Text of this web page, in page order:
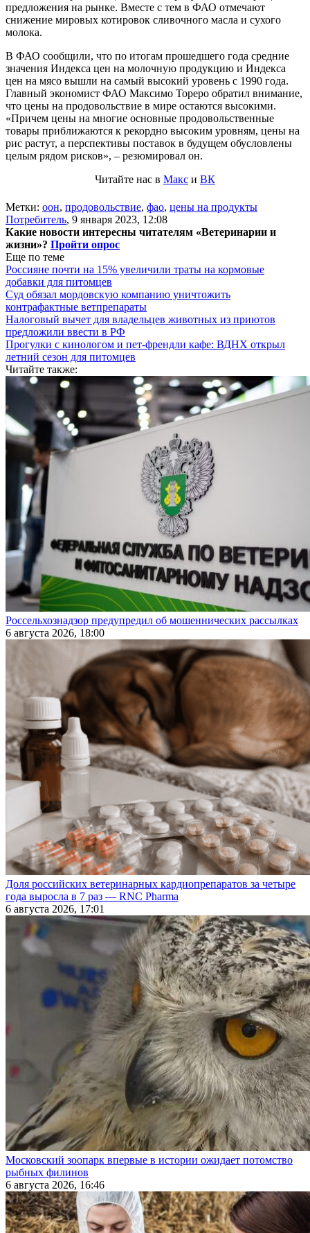
предложения на рынке. Вместе с тем в ФАО отмечают
снижение мировых котировок сливочного масла и сухого
молока.
В ФАО сообщили, что по итогам прошедшего года средние
значения Индекса цен на молочную продукцию и Индекса
цен на мясо вышли на самый высокий уровень с 1990 года.
Главный экономист ФАО Максимо Тореро обратил внимание,
что цены на продовольствие в мире остаются высокими.
«Причем цены на многие основные продовольственные
товары приближаются к рекордно высоким уровням, цены на
рис растут, а перспективы поставок в будущем обусловлены
целым рядом рисков», – резюмировал он.
Читайте нас в Макс и ВК
Метки: оон, продовольствие, фао, цены на продукты
Потребитель, 9 января 2023, 12:08
Какие новости интересны читателям «Ветеринарии и
жизни»? Пройти опрос
Еще по теме
Россияне почти на 15% увеличили траты на кормовые
добавки для питомцев
Суд обязал мордовскую компанию уничтожить
контрафактные ветпрепараты
Налоговый вычет для владельцев животных из приютов
предложили ввести в РФ
Прогулки с кинологом и пет-френдли кафе: ВДНХ открыл
летний сезон для питомцев
Читайте также:
Россельхознадзор предупредил об мошеннических рассылках
6 августа 2026, 18:00
Доля российских ветеринарных кардиопрепаратов за четыре
года выросла в 7 раз — RNC Pharma
6 августа 2026, 17:01
Московский зоопарк впервые в истории ожидает потомство
рыбных филинов
6 августа 2026, 16:46